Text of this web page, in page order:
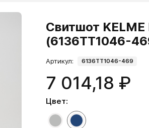
Свитшот
(6136TT1046-
Артикул: 6136TT1046-469
7 014,18 ₽
Цвет: